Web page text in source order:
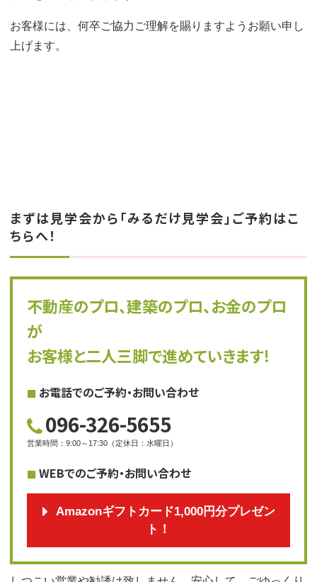
お客様には、何卒ご協力ご理解を賜りますようお願い申し
上げます。
まずは見学会から「みるだけ見学会」ご予約はこ
ちらへ！
不動産のプロ、建築のプロ、お金のプロ
が
お客様と二人三脚で進めていきます!
お電話でのご予約・お問い合わせ
096-326-5655
営業時間 ： 9:00～17:30 （ 定休日 ： 水曜日 ）
WEBでのご予約・お問い合わせ
Amazonギフトカード1,000円分プレゼン
ト！